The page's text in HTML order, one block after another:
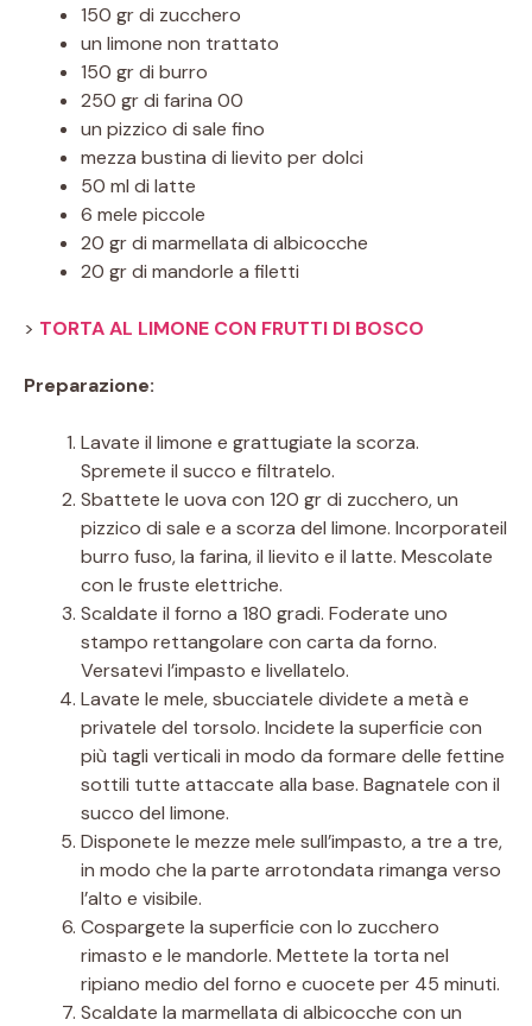
150 gr di zucchero
un limone non trattato
150 gr di burro
250 gr di farina 00
un pizzico di sale fino
mezza bustina di lievito per dolci
50 ml di latte
6 mele piccole
20 gr di marmellata di albicocche
20 gr di mandorle a filetti
> TORTA AL LIMONE CON FRUTTI DI BOSCO
Preparazione:
Lavate il limone e grattugiate la scorza.
Spremete il succo e filtratelo.
Sbattete le uova con 120 gr di zucchero, un
pizzico di sale e a scorza del limone. Incorporateil
burro fuso, la farina, il lievito e il latte. Mescolate
con le fruste elettriche.
Scaldate il forno a 180 gradi. Foderate uno
stampo rettangolare con carta da forno.
Versatevi l’impasto e livellatelo.
Lavate le mele, sbucciatele dividete a metà e
privatele del torsolo. Incidete la superficie con
più tagli verticali in modo da formare delle fettine
sottili tutte attaccate alla base. Bagnatele con il
succo del limone.
Disponete le mezze mele sull’impasto, a tre a tre,
in modo che la parte arrotondata rimanga verso
l’alto e visibile.
Cospargete la superficie con lo zucchero
rimasto e le mandorle. Mettete la torta nel
ripiano medio del forno e cuocete per 45 minuti.
Scaldate la marmellata di albicocche con un